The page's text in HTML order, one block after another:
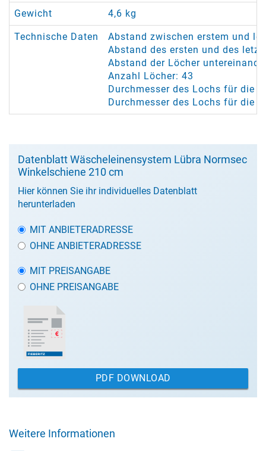
Gewicht 4,6 kg
Technische Daten
Abstand zwischen erstem und
Abstand des ersten und des
Abstand der Löcher
Anzahl Löcher: 43
Durchmesser des Lochs für die
Durchmesser des Lochs für die
Datenblatt Wäscheleinensystem Lübra Normsec
Winkelschiene 210 cm
Hier können Sie ihr individuelles Datenblatt
herunterladen
MIT ANBIETERADRESSE
OHNE ANBIETERADRESSE
MIT PREISANGABE
OHNE PREISANGABE
PDF DOWNLOAD
Weitere Informationen